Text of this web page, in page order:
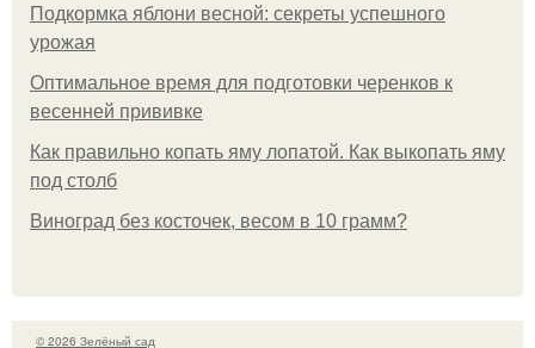
Подкормка яблони весной: секреты успешного
урожая
Оптимальное время для подготовки черенков к
весенней прививке
Как правильно копать яму лопатой. Как выкопать яму
под столб
Виноград без косточек, весом в 10 грамм?
© 2026 Зелёный сад